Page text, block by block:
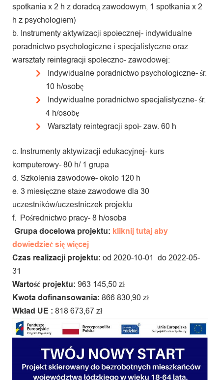
spotkania x 2 h z doradcą zawodowym, 1 spotkania x 2
h z psychologiem)
b. Instrumenty aktywizacji społecznej- indywidualne
poradnictwo psychologiczne i specjalistyczne oraz
warsztaty reintegracji społeczno- zawodowej:
Indywidualne poradnictwo psychologiczne- śr.
10 h/osobę
Indywidualne poradnictwo specjalistyczne- śr.
4 h/osobę
Warsztaty reintegracji społ- zaw. 60 h
c. Instrumenty aktywizacji edukacyjnej- kurs
komputerowy- 80 h/ 1 grupa
d. Szkolenia zawodowe- około 120 h
e. 3 miesięczne staże zawodowe dla 30
uczestników/uczestniczek projektu
f. Pośrednictwo pracy- 8 h/osoba
Grupa docelowa projektu: kliknij tutaj aby
dowiedzieć się więcej
Czas realizacji projektu: od 2020-10-01 do 2022-05-
31
Wartość projektu: 963 145,50 zł
Kwota dofinansowania: 866 830,90 zł
Wkład UE : 818 673,67 zł